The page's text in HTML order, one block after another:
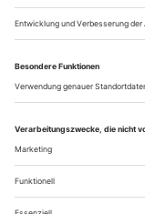
Der Mann war ein
darf als Wagnis
verschiedenste
in Cannes kam
«Verschwinden
dessen Flucht nach
BRD, von seiner
Über uns